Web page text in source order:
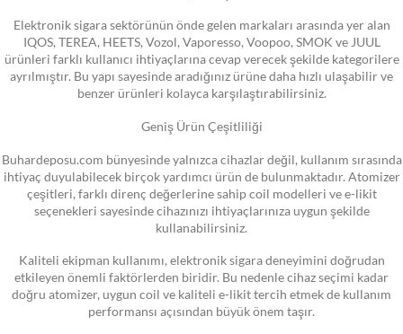
Elektronik sigara sektörünün önde gelen markaları arasında yer alan
IQOS, TEREA, HEETS, Vozol, Vaporesso, Voopoo, SMOK ve JUUL
ürünleri farklı kullanıcı ihtiyaçlarına cevap verecek şekilde kategorilere
ayrılmıştır. Bu yapı sayesinde aradığınız ürüne daha hızlı ulaşabilir ve
benzer ürünleri kolayca karşılaştırabilirsiniz.
Geniş Ürün Çeşitliliği
Buhardeposu.com bünyesinde yalnızca cihazlar değil, kullanım sırasında
ihtiyaç duyulabilecek birçok yardımcı ürün de bulunmaktadır. Atomizer
çeşitleri, farklı direnç değerlerine sahip coil modelleri ve e-likit
seçenekleri sayesinde cihazınızı ihtiyaçlarınıza uygun şekilde
kullanabilirsiniz.
Kaliteli ekipman kullanımı, elektronik sigara deneyimini doğrudan
etkileyen önemli faktörlerden biridir. Bu nedenle cihaz seçimi kadar
doğru atomizer, uygun coil ve kaliteli e-likit tercih etmek de kullanım
performansı açısından büyük önem taşır.